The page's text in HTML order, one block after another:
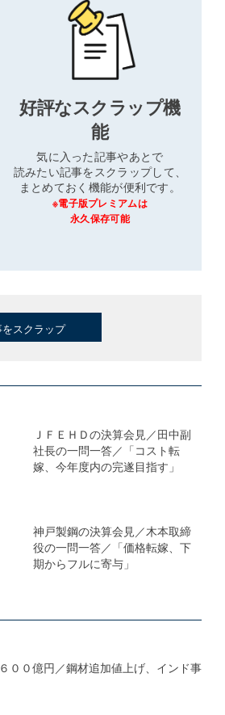
好評なスクラップ機
能
気に入った記事やあとで
読みたい記事をスクラップして、
まとめておく機能が便利です。
※電子版プレミアムは
永久保存可能
スクラップ
ＪＦＥＨＤの決算会見／田中副
社長の一問一答／「コスト転
嫁、今年度内の完遂目指す」
神戸製鋼の決算会見／木本取締
役の一問一答／「価格転嫁、下
期からフルに寄与」
００億円／鋼材追加値上げ、インド事